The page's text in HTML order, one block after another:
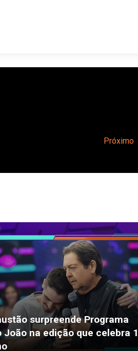
Próximo
surpreende Programa
João na edição que celebra 1